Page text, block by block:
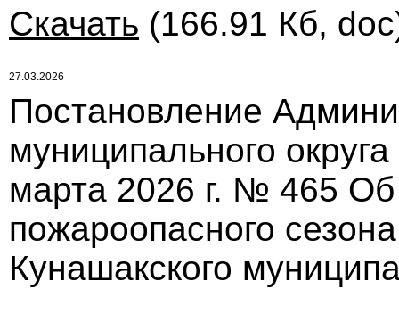
Скачать (166.91 Кб,
27.03.2026
Постановление
муниципального
марта 2026 г. № 465
пожароопасного
Кунашакского